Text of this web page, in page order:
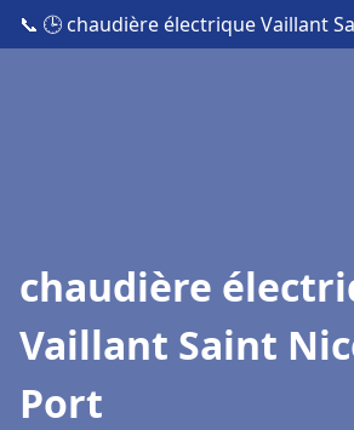
📞 🕒 chaudière électrique Vaillant
chaudière
Vaillant Saint
Port